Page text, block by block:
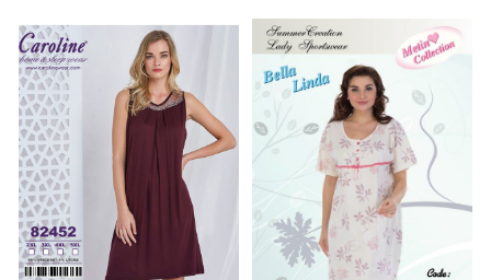
кілька
варіантів.
Параметри
можна
вибрати
сторінці
товару